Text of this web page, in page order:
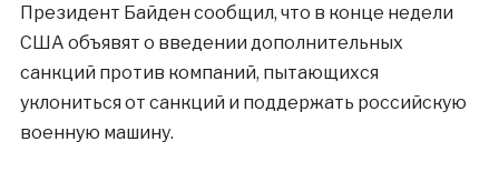
Президент Байден сообщил, что в конце недели
США объявят о введении дополнительных
санкций против компаний, пытающихся
уклониться от санкций и поддержать российскую
военную машину.